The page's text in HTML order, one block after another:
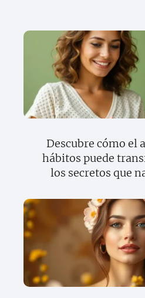
Descubre cómo el
hábitos puede
los secretos que